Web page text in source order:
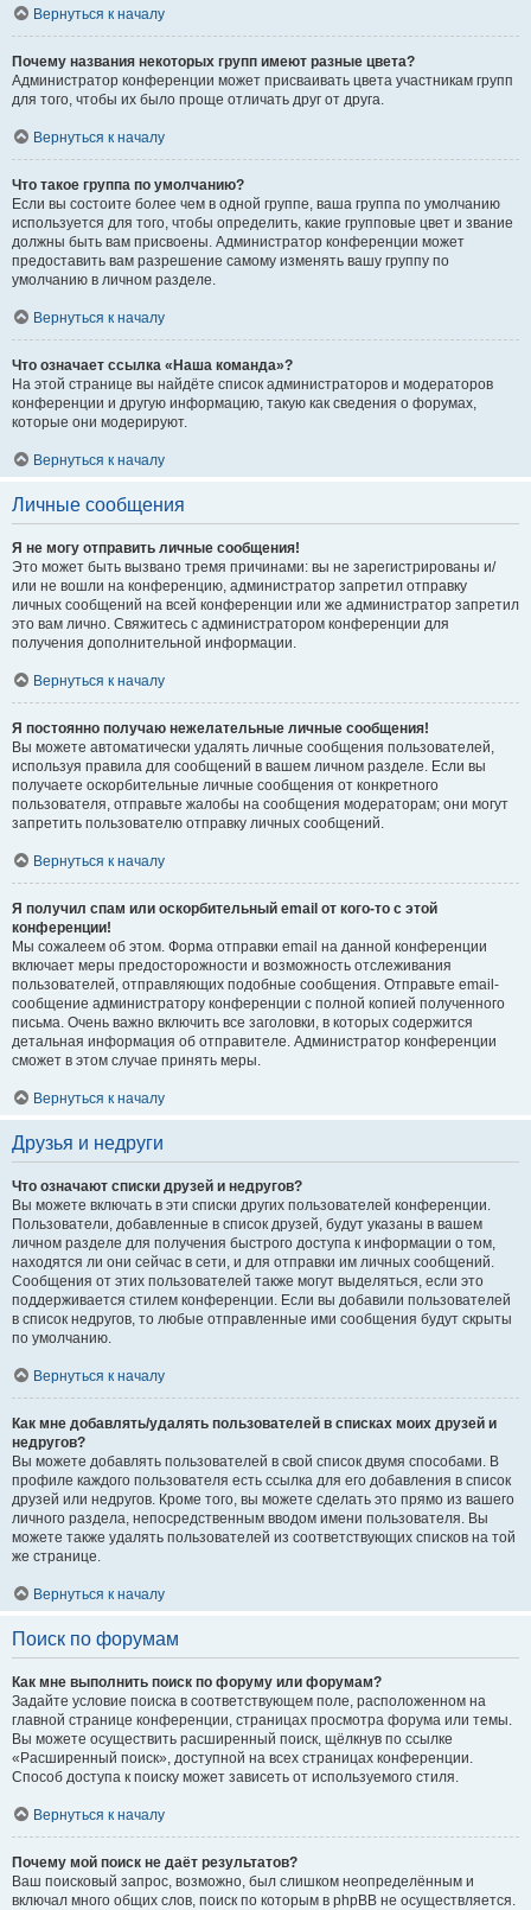
Вернуться к началу
Почему названия некоторых групп имеют разные цвета?
Администратор конференции может присваивать цвета участникам групп
для того, чтобы их было проще отличать друг от друга.
Вернуться к началу
Что такое группа по умолчанию?
Если вы состоите более чем в одной группе, ваша группа по умолчанию
используется для того, чтобы определить, какие групповые цвет и звание
должны быть вам присвоены. Администратор конференции может
предоставить вам разрешение самому изменять вашу группу по
умолчанию в личном разделе.
Вернуться к началу
Что означает ссылка «Наша команда»?
На этой странице вы найдёте список администраторов и модераторов
конференции и другую информацию, такую как сведения о форумах,
которые они модерируют.
Вернуться к началу
Личные сообщения
Я не могу отправить личные сообщения!
Это может быть вызвано тремя причинами: вы не зарегистрированы и/
или не вошли на конференцию, администратор запретил отправку
личных сообщений на всей конференции или же администратор запретил
это вам лично. Свяжитесь с администратором конференции для
получения дополнительной информации.
Вернуться к началу
Я постоянно получаю нежелательные личные сообщения!
Вы можете автоматически удалять личные сообщения пользователей,
используя правила для сообщений в вашем личном разделе. Если вы
получаете оскорбительные личные сообщения от конкретного
пользователя, отправьте жалобы на сообщения модераторам; они могут
запретить пользователю отправку личных сообщений.
Вернуться к началу
Я получил спам или оскорбительный email от кого-то с этой
конференции!
Мы сожалеем об этом. Форма отправки email на данной конференции
включает меры предосторожности и возможность отслеживания
пользователей, отправляющих подобные сообщения. Отправьте email-
сообщение администратору конференции с полной копией полученного
письма. Очень важно включить все заголовки, в которых содержится
детальная информация об отправителе. Администратор конференции
сможет в этом случае принять меры.
Вернуться к началу
Друзья и недруги
Что означают списки друзей и недругов?
Вы можете включать в эти списки других пользователей конференции.
Пользователи, добавленные в список друзей, будут указаны в вашем
личном разделе для получения быстрого доступа к информации о том,
находятся ли они сейчас в сети, и для отправки им личных сообщений.
Сообщения от этих пользователей также могут выделяться, если это
поддерживается стилем конференции. Если вы добавили пользователей
в список недругов, то любые отправленные ими сообщения будут скрыты
по умолчанию.
Вернуться к началу
Как мне добавлять/удалять пользователей в списках моих друзей и
недругов?
Вы можете добавлять пользователей в свой список двумя способами. В
профиле каждого пользователя есть ссылка для его добавления в список
друзей или недругов. Кроме того, вы можете сделать это прямо из вашего
личного раздела, непосредственным вводом имени пользователя. Вы
можете также удалять пользователей из соответствующих списков на той
же странице.
Вернуться к началу
Поиск по форумам
Как мне выполнить поиск по форуму или форумам?
Задайте условие поиска в соответствующем поле, расположенном на
главной странице конференции, страницах просмотра форума или темы.
Вы можете осуществить расширенный поиск, щёлкнув по ссылке
«Расширенный поиск», доступной на всех страницах конференции.
Способ доступа к поиску может зависеть от используемого стиля.
Вернуться к началу
Почему мой поиск не даёт результатов?
Ваш поисковый запрос, возможно, был слишком неопределённым и
включал много общих слов, поиск по которым в phpBB не осуществляется.